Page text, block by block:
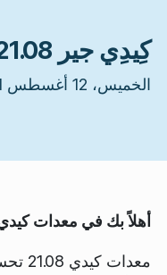
كِيدِي جير 21.08
الخميس، 12 أغسطس 2021 |
أهلاً بك في معدات كيدي ⚙️